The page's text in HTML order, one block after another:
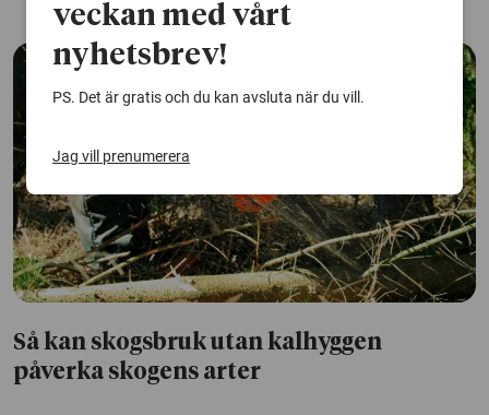
Så kan skogsbruk utan kalhyggen
påverka skogens arter
veckan med vårt
nyhetsbrev!
PS. Det är gratis och du kan avsluta när du vill.
Jag vill prenumerera